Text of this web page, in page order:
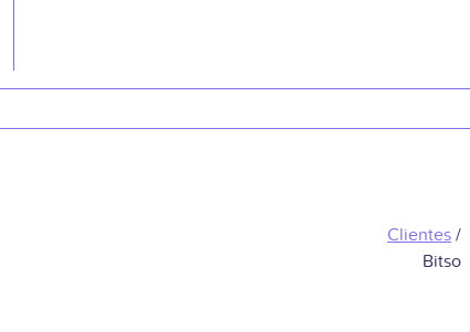
Clientes /
Bitso